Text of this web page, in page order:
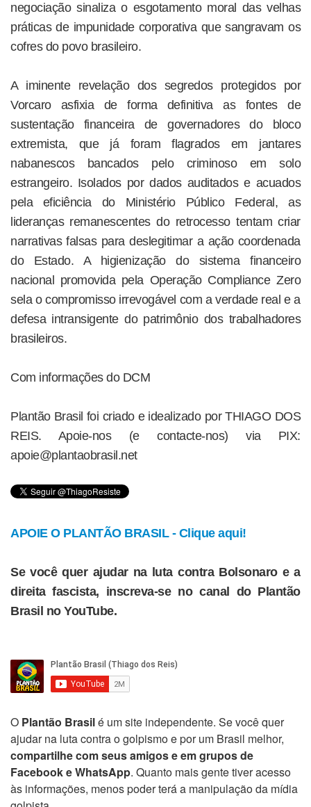
negociação sinaliza o esgotamento moral das velhas
práticas de impunidade corporativa que sangravam os
cofres do povo brasileiro.
A iminente revelação dos segredos protegidos por
Vorcaro asfixia de forma definitiva as fontes de
sustentação financeira de governadores do bloco
extremista, que já foram flagrados em jantares
nabanescos bancados pelo criminoso em solo
estrangeiro. Isolados por dados auditados e acuados
pela eficiência do Ministério Público Federal, as
lideranças remanescentes do retrocesso tentam criar
narrativas falsas para deslegitimar a ação coordenada
do Estado. A higienização do sistema financeiro
nacional promovida pela Operação Compliance Zero
sela o compromisso irrevogável com a verdade real e a
defesa intransigente do patrimônio dos trabalhadores
brasileiros.
Com informações do DCM
Plantão Brasil foi criado e idealizado por THIAGO DOS
REIS. Apoie-nos (e contacte-nos) via PIX:
apoie@plantaobrasil.net
APOIE O PLANTÃO BRASIL - Clique aqui!
Se você quer ajudar na luta contra Bolsonaro e a
direita fascista, inscreva-se no canal do Plantão
Brasil no YouTube.
O Plantão Brasilé um site independente. Se você quer
ajudar na luta contra o golpismo e por um Brasil melhor,
compartilhe com seus amigos e em grupos de
Facebook e WhatsApp. Quanto mais gente tiver acesso
às informações, menos poder terá a manipulação da mídia